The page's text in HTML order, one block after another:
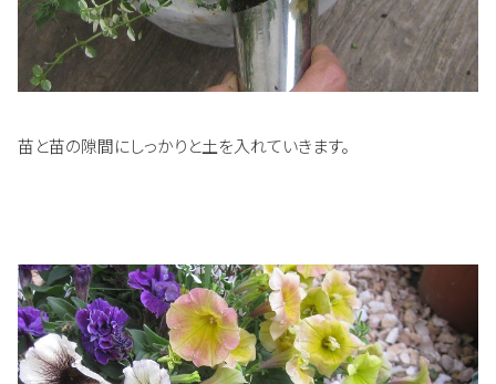
苗と苗の隙間にしっかりと土を入れていきます。